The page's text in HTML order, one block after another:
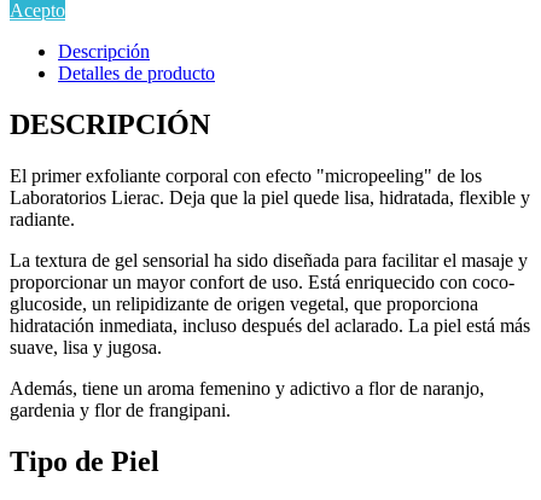
Acepto
Descripción
Detalles de producto
DESCRIPCIÓN
El primer exfoliante corporal con efecto "micropeeling" de los
Laboratorios Lierac. Deja que la piel quede lisa, hidratada, flexible y
radiante.
La textura de gel sensorial ha sido diseñada para facilitar el masaje y
proporcionar un mayor confort de uso. Está enriquecido con coco-
glucoside, un relipidizante de origen vegetal, que proporciona
hidratación inmediata, incluso después del aclarado. La piel está más
suave, lisa y jugosa.
Además, tiene un aroma femenino y adictivo a flor de naranjo,
gardenia y flor de frangipani.
Tipo de Piel